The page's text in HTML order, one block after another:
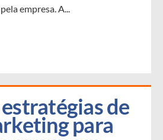
empresa. A...
de
para